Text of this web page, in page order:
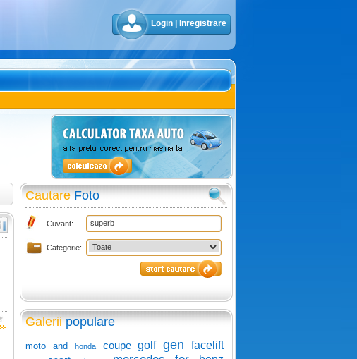
Login Inregistrare
CautareFoto
Cuvant:
Categorie:
Galeriipopulare
moto and honda coupe golf gen facelift